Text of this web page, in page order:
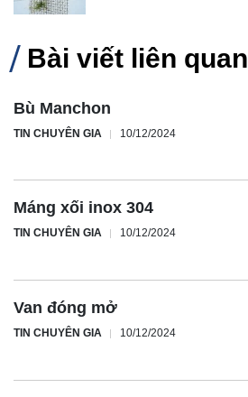
Bài viết liên quan
Bù Manchon
TIN CHUYÊN GIA 10/12/2024
Máng xối inox 304
TIN CHUYÊN GIA 10/12/2024
Van đóng mở
TIN CHUYÊN GIA 10/12/2024